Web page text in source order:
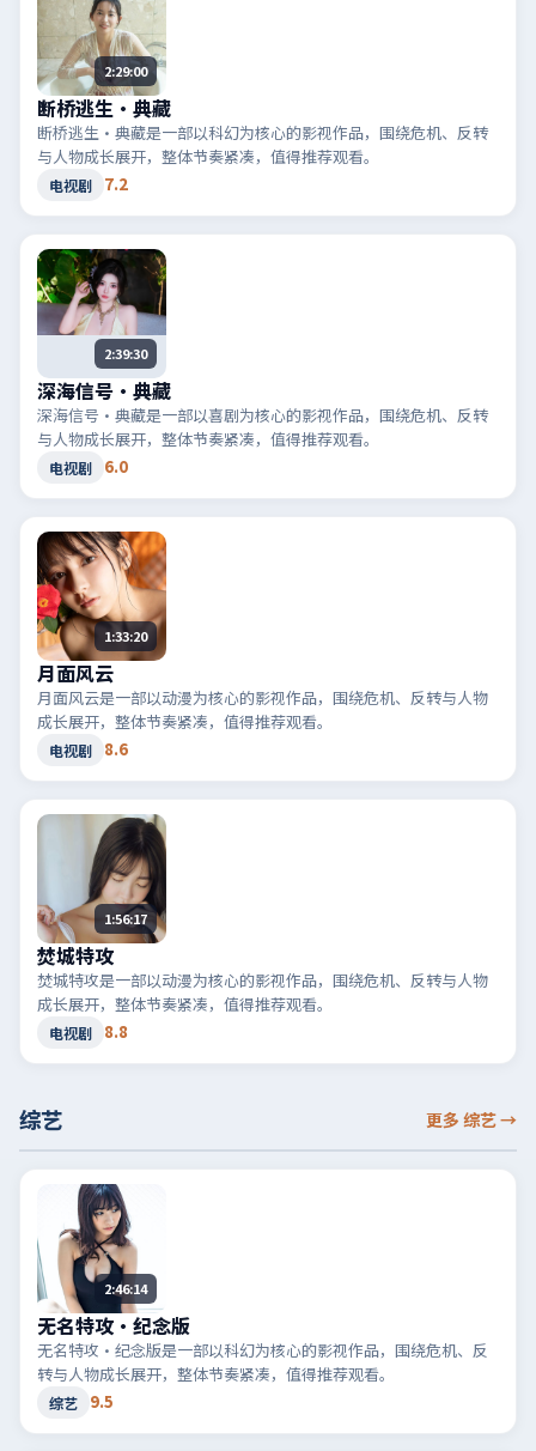
2:29:00
断桥逃生·典藏
断桥逃生·典藏是一部以科幻为核心的影视作品，围绕危机、反转
与人物成长展开，整体节奏紧凑，值得推荐观看。
电视剧 7.2
2:39:30
深海信号·典藏
深海信号·典藏是一部以喜剧为核心的影视作品，围绕危机、反转
与人物成长展开，整体节奏紧凑，值得推荐观看。
电视剧 6.0
1:33:20
月面风云
月面风云是一部以动漫为核心的影视作品，围绕危机、反转与人物
成长展开，整体节奏紧凑，值得推荐观看。
电视剧 8.6
1:56:17
焚城特攻
焚城特攻是一部以动漫为核心的影视作品，围绕危机、反转与人物
成长展开，整体节奏紧凑，值得推荐观看。
电视剧 8.8
综艺 更多 综艺→
2:46:14
无名特攻·纪念版
无名特攻·纪念版是一部以科幻为核心的影视作品，围绕危机、反
转与人物成长展开，整体节奏紧凑，值得推荐观看。
综艺 9.5